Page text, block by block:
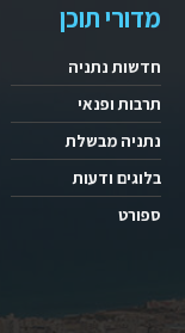
מדורי תוכן
חדשות נתניה
תרבות ופנאי
נתניה מבשלת
בלוגים ודעות
ספורט